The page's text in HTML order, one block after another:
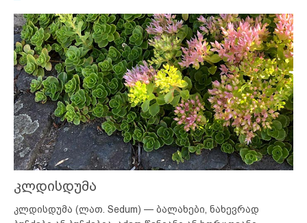
კლდისდუმა
კლდისდუმა (ლათ. Sedum) — ბალახები, ნახევრად